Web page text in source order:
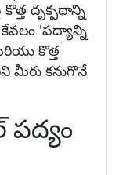
దృక్పథాన్ని
'పద్యాన్ని
కొత్త
మీరు కనుగొనే
పద్యం